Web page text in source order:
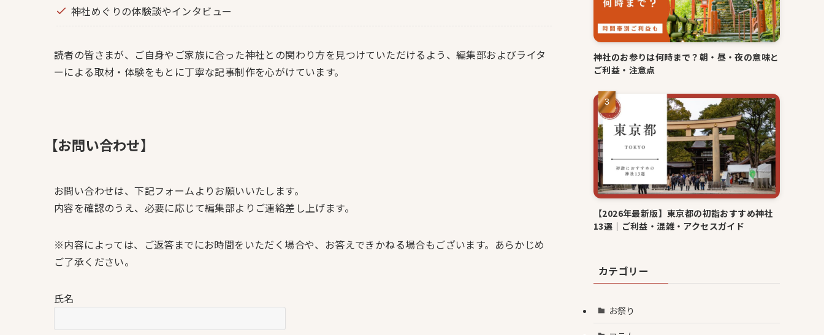
神社めぐりの体験談やインタビュー
読者の皆さまが、ご自身やご家族に合った神社との関わり方を見つけていただけるよう、編集部およびライタ
ーによる取材・体験をもとに丁寧な記事制作を心がけています。
【お問い合わせ】
お問い合わせは、下記フォームよりお願いいたします。
内容を確認のうえ、必要に応じて編集部よりご連絡差し上げます。
※内容によっては、ご返答までにお時間をいただく場合や、お答えできかねる場合もございます。あらかじめ
ご了承ください。
氏名
神社のお参りは何時まで？朝・昼・夜の意味と
ご利益・注意点
【2026年最新版】東京都の初詣おすすめ神社
13選｜ご利益・混雑・アクセスガイド
カテゴリー
お祭り